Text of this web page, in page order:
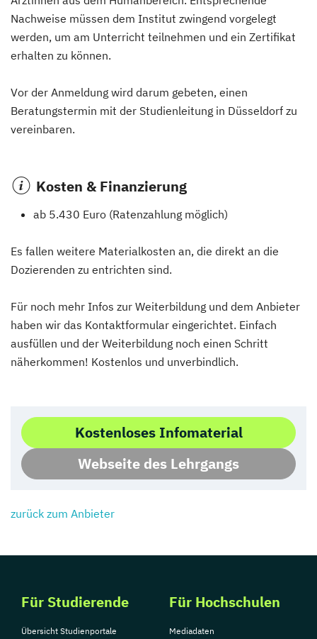
Nachweise müssen dem Institut zwingend vorgelegt
werden, um am Unterricht teilnehmen und ein Zertifikat
erhalten zu können.
Vor der Anmeldung wird darum gebeten, einen
Beratungstermin mit der Studienleitung in Düsseldorf zu
vereinbaren.
Kosten & Finanzierung
ab 5.430 Euro (Ratenzahlung möglich)
Es fallen weitere Materialkosten an, die direkt an die
Dozierenden zu entrichten sind.
Für noch mehr Infos zur Weiterbildung und dem Anbieter
haben wir das Kontaktformular eingerichtet. Einfach
ausfüllen und der Weiterbildung noch einen Schritt
näherkommen! Kostenlos und unverbindlich.
Kostenloses Infomaterial
Webseite des Lehrgangs
zurück zum Anbieter
Für Studierende
Übersicht Studienportale
Für Hochschulen
Mediadaten